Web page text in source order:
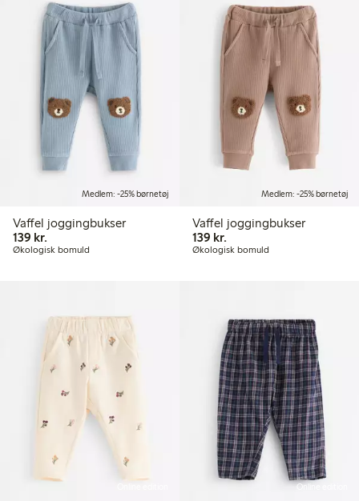
Medlem: -25% børnetøj
Vaffel joggingbukser
139 kr.
Økologisk bomuld
Medlem: -25% børnetøj
Vaffel joggingbukser
139 kr.
Økologisk bomuld
Online edition